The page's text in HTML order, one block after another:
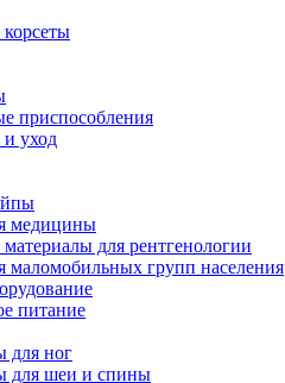
приспособления
и уход
медицины
для рентгенологии
маломобильных групп населения
питание
для ног
для шеи и спины